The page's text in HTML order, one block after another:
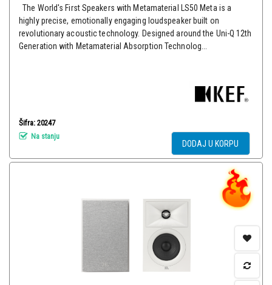
The World's First Speakers with Metamaterial LS50 Meta is a
highly precise, emotionally engaging loudspeaker built on
revolutionary acoustic technology. Designed around the Uni-Q 12th
Generation with Metamaterial Absorption Technolog...
Šifra: 20247
Na stanju
DODAJ U KORPU